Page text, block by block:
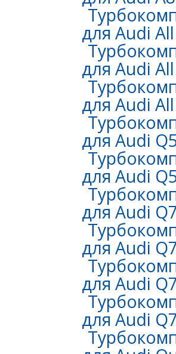
для Audi
для Audi
для Audi
для Audi
для Audi
для Audi
для Audi
для Audi
для Audi